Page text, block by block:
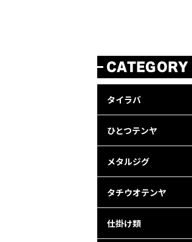
CATEGORY
タイラバ
ひとつテンヤ
メタルジグ
タチウオテンヤ
仕掛け類